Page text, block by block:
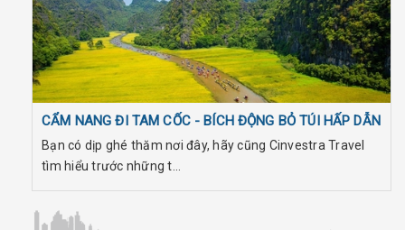
CẨM NANG ĐI TAM CỐC - BÍCH ĐỘNG BỎ TÚI HẤP DẪN
Bạn có dịp ghé thăm nơi đây, hãy cũng Cinvestra Travel
tìm hiểu trước những t...